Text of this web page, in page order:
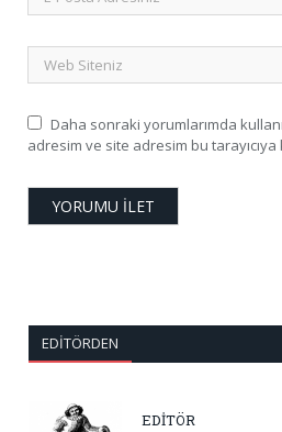
Daha sonraki yorumlarımda
adresim ve site adresim bu
EDITÖRDEN
EDİTÖR